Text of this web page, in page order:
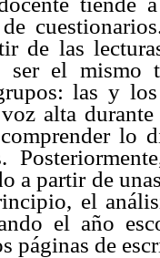
de las
ser el
las y
alta
lo
a partir de
el
el año
páginas de